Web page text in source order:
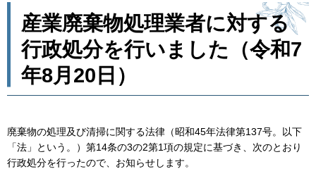
産業廃棄物処理業者に対する
行政処分を行いました（令和7
年8月20日）
廃棄物の処理及び清掃に関する法律（昭和45年法律第137号。以下
「法」という。）第14条の3の2第1項の規定に基づき、次のとおり
行政処分を行ったので、お知らせします。